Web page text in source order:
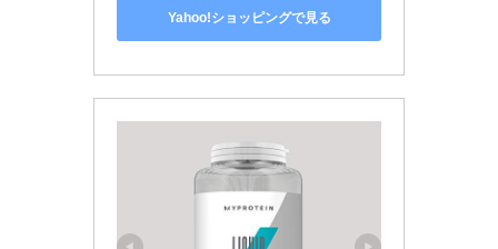
Yahoo!ショッピングで見る